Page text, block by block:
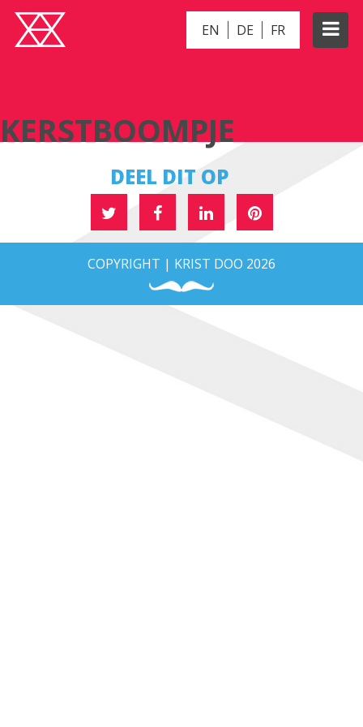
EN DE FR
KERSTBOOMPJE
DEEL DIT OP
COPYRIGHT | KRIST DOO 2026